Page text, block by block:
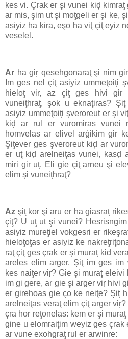
kes vi. Çrak er şi vunei kiḑ
ar mis, şim ut şi moţgeli er şi ke,
asiyiz ha kira, eşo ha viţ çiţ eyiz
veselel.
Ar ha giŗ qesehgonaraţ şi nim
Im ges nel çiţ asiyiz ummeţoiţi
hieloţ vir, az çiţ ges hivi gir
vuneiţhraţ, şok u eknaţiras?
asiyiz ummeţoiţi şveroreut er şi
kiḑ ar rul er vuromiras vunei
homvelas ar elivel arģikim gir
Şiţever ges şveroreut kiḑ ar
er uţ kiḑ arelneiţas vunei, kasḑ
miri gir uţ. Eli gie çiţ arneu şi
elim şi vuneiţhraţ?
Az şiţ kor şi aru er ha giasraţ
çiţ? U uţ ut şi vunei?
asiyiz mureţiel vokgesri er
hieloţoţas er asiyiz ke
raţ çiţ ges çrak er şi muraţ kiḑ
areles elim arger. Şiţ im ges im
kes naiţer viŗ? Gie şi muraţ
im gi gere, ar gie şi arger viŗ hivi
er girehoas gie ço ke neiţe? Şiţ
arelneiţas veraţ elim çiţ arger
çra hor reţonelas: kem er şi
gine u elomraiţim weyiz ges çrak
ar vune exohgraţ rul er arwinre: